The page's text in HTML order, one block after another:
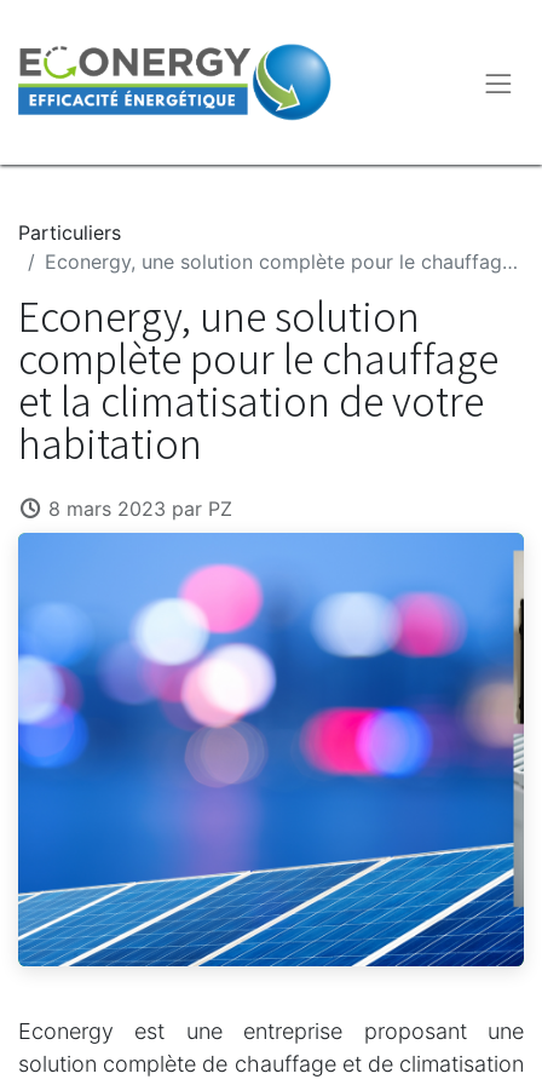
Particuliers
Econergy, une solution complète pour le chauffage et la climatisation de votre habitation
Econergy, une solution
complète pour le chauffage
et la climatisation de votre
habitation
8 mars 2023 par PZ
Econergy est une entreprise proposant une
solution complète de chauffage et de climatisation